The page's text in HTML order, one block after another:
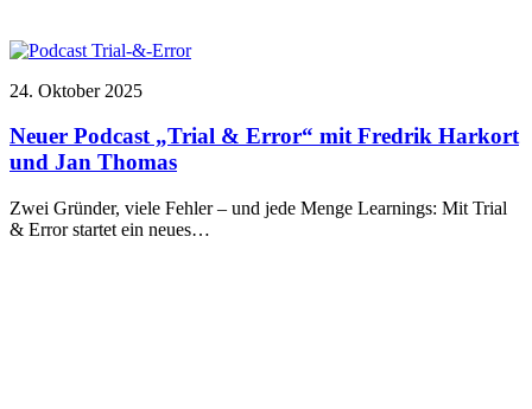
24. Oktober 2025
Neuer Podcast „Trial & Error“ mit Fredrik Harkort
und Jan Thomas
Zwei Gründer, viele Fehler – und jede Menge Learnings: Mit Trial
& Error startet ein neues…